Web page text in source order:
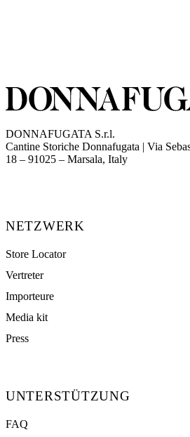
DONNAFUGATA S.r.l.
Cantine Storiche Donnafugata | Via
18 – 91025 – Marsala, Italy(opens in new
NETZWERK
Store Locator
Vertreter
Importeure
Media kit
Press
UNTERSTÜTZUNG
FAQ